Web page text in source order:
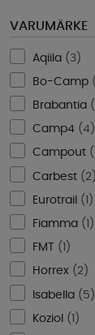
VARUMÄRKE
Aqiila ( 3 )
Bo-Camp (
Brabantia (
Camp4 (4)
Campout (
Carbest ( 2 )
Eurotrail (1 )
Fiamma ( )
FMT ( )
Horrex ( 2)
Isabella ( 5 )
Koziol (1 )